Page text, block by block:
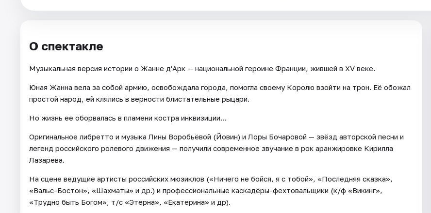
О спектакле
Музыкальная версия истории о Жанне д'Арк — национальной героине Франции, жившей в XV веке.
Юная Жанна вела за собой армию, освобождала города, помогла своему Королю взойти на трон. Её обожал
простой народ, ей клялись в верности блистательные рыцари.
Но жизнь её оборвалась в пламени костра инквизиции...
Оригинальное либретто и музыка Лины Воробьёвой (Йовин) и Лоры Бочаровой — звёзд авторской песни и
легенд российского ролевого движения — получили современное звучание в рок аранжировке Кирилла
Лазарева.
На сцене ведущие артисты российских мюзиклов («Ничего не бойся, я с тобой», «Последняя сказка»,
«Вальс-Бостон», «Шахматы» и др.) и профессиональные каскадёры-фехтовальщики (к/ф «Викинг»,
«Трудно быть Богом», т/с «Этерна», «Екатерина» и др).